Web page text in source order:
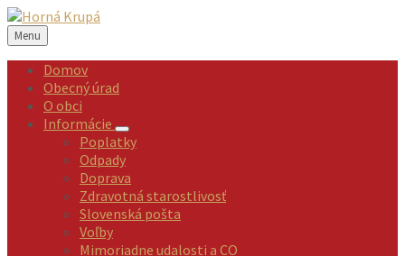
Preskočiť
na
obsah
Preskočiť
na
ľavý
panel
Preskočiť
na
pravý
panel
Preskočiť
na
pätičku
Menu
Domov
Obecný úrad
O obci
Informácie
Poplatky
Odpady
Doprava
Zdravotná starostlivosť
Slovenská pošta
Voľby
Mimoriadne udalosti a CO